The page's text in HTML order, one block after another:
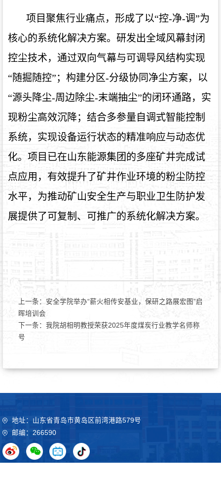
项目聚焦行业痛点，形成了以“控-净-调”为
核心的系统化解决方案。研发出全域风幕封闭
控尘技术，通过双向气幕与可调导风结构实现
“随掘随控”；构建分区-分级协同净尘方案，以
“源头降尘-周边除尘-末端抽尘”的闭环通路，实
现粉尘高效沉降；结合多参量自调式智能控制
系统，实现设备运行状态的精准响应与动态优
化。项目已在山东能源集团的多座矿井完成试
点应用，有效提升了矿井作业环境的粉尘防控
水平，为推动矿山安全生产与职业卫生防护发
展提供了可复制、可推广的系统化解决方案。
上一条： 安全学院举办“薪火相传安基业，保研之路展宏图”启
晖培训会
下一条： 我院胡相明教授荣获2025年度煤炭行业教学名师称
号
地址：山东省青岛市黄岛区前湾港路579号
邮编：266590